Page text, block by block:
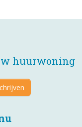
huurwoning